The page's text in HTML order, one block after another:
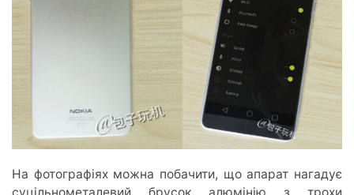
На фотографіях можна побачити, що апарат нагадує
суцільнометалевий брусок алюмінію з трохи